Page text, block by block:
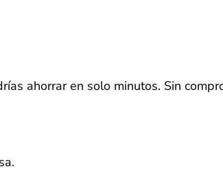
ahorrar en solo minutos. Sin